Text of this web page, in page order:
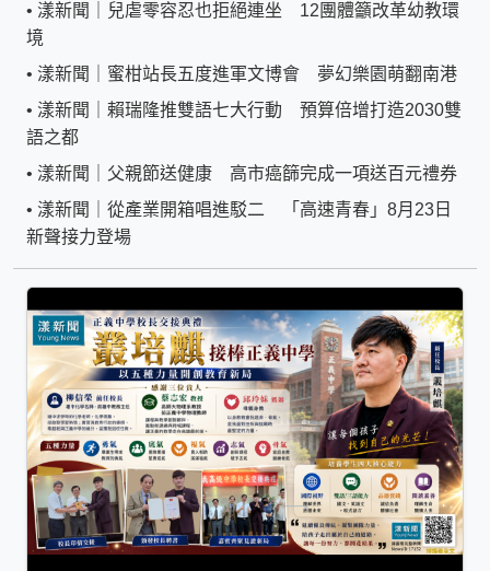
• 漾新聞｜兒虐零容忍也拒絕連坐 12團體籲改革幼教環
境
• 漾新聞｜蜜柑站長五度進軍文博會 夢幻樂園萌翻南港
• 漾新聞｜賴瑞隆推雙語七大行動 預算倍增打造2030雙
語之都
• 漾新聞｜父親節送健康 高市癌篩完成一項送百元禮券
• 漾新聞｜從產業開箱唱進駁二 「高速青春」8月23日
新聲接力登場